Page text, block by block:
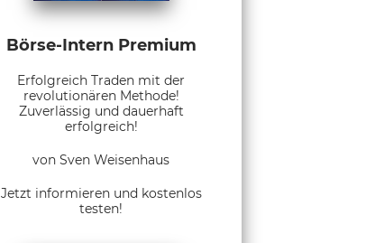
Börse-Intern Premium
Erfolgreich Traden mit der
revolutionären Methode!
Zuverlässig und dauerhaft
erfolgreich!
von Sven Weisenhaus
Jetzt informieren und kostenlos
testen!